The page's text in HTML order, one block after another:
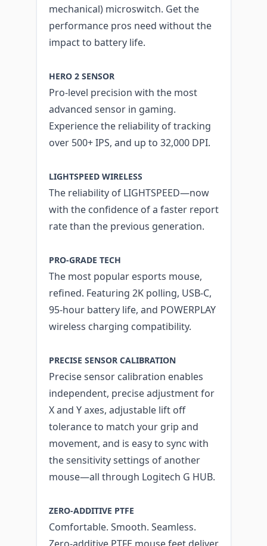
mechanical) microswitch. Get the
performance pros need without the
impact to battery life.
HERO 2 SENSOR
Pro-level precision with the most
advanced sensor in gaming.
Experience the reliability of tracking
over 500+ IPS, and up to 32,000 DPI.
LIGHTSPEED WIRELESS
The reliability of LIGHTSPEED—now
with the confidence of a faster report
rate than the previous generation.
PRO-GRADE TECH
The most popular esports mouse,
refined. Featuring 2K polling, USB-C,
95-hour battery life, and POWERPLAY
wireless charging compatibility.
PRECISE SENSOR CALIBRATION
Precise sensor calibration enables
independent, precise adjustment for
X and Y axes, adjustable lift off
tolerance to match your grip and
movement, and is easy to sync with
the sensitivity settings of another
mouse—all through Logitech G HUB.
ZERO-ADDITIVE PTFE
Comfortable. Smooth. Seamless.